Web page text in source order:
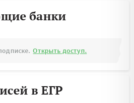
банки
Открыть доступ.
в ЕГР